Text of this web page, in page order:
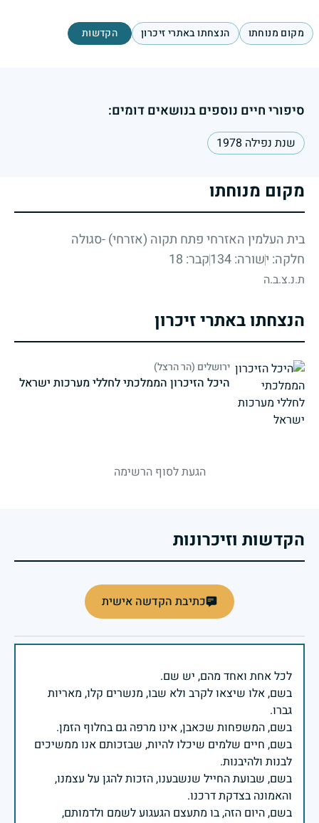
מקום מנוחתו הנצחתו באתרי זיכרון הקדשות
סיפורי חיים נוספים בנושאים דומים:
שנת נפילה 1978
מקום מנוחתו
בית העלמין האזרחי פתח תקוה (אזרחי) -סגולה
חלקה: ישורה: 134 קבר: 18
ת.נ.צ.ב.ה
הנצחתו באתרי זיכרון
ירושלים (הר הרצל)
היכל הזיכרון הממלכתי לחללי מערכות ישראל
הגעת לסוף הרשימה
הקדשות וזיכרונות
כתיבת הקדשה אישית
בשם, אלו שיצאו לקרב ולא שבו, מנשרים קלו, מאריות
בשם, חיים שלמים שיכלו להיות, שבזכותם אנו ממשיכים
בשם, שבועת החייל שנשבענו, הזכות להגן על עצמנו,
בשם, היום הזה, בו מתעצם הגעגוע לשמם ולדמותם,